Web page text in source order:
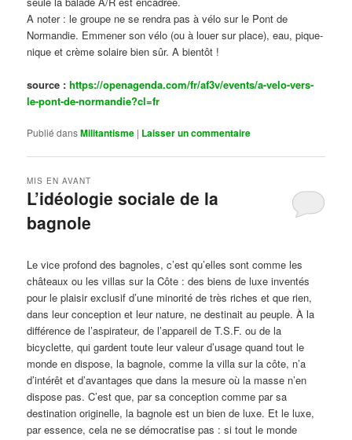
A noter : le groupe ne se rendra pas à vélo sur le Pont de
Normandie. Emmener son vélo (ou à louer sur place), eau, pique-
nique et crème solaire bien sûr. A bientôt !
source :https://openagenda.com/fr/af3v/events/a-velo-vers-
le-pont-de-normandie?cl=fr
Publié dansMilitantisme | Laisser un commentaire
L’idéologie sociale de la
bagnole
MIS EN AVANT
Le vice profond des bagnoles, c’est qu’elles sont comme les
châteaux ou les villas sur la Côte : des biens de luxe inventés
pour le plaisir exclusif d’une minorité de très riches et que rien,
dans leur conception et leur nature, ne destinait au peuple. À la
différence de l’aspirateur, de l’appareil de T.S.F. ou de la
bicyclette, qui gardent toute leur valeur d’usage quand tout le
monde en dispose, la bagnole, comme la villa sur la côte, n’a
d’intérêt et d’avantages que dans la mesure où la masse n’en
dispose pas. C’est que, par sa conception comme par sa
destination originelle, la bagnole est un bien de luxe. Et le luxe,
par essence, cela ne se démocratise pas : si tout le monde